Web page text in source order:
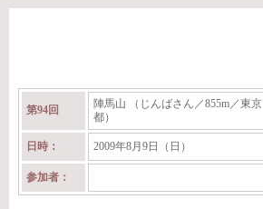
第94回
陣馬山 （じんばさん／855m／東京
都）
日時： 2009年8月9日（日）
参加者：